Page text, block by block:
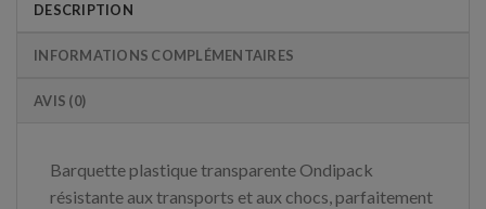
DESCRIPTION
INFORMATIONS COMPLÉMENTAIRES
AVIS (0)
Barquette plastique transparente Ondipack
résistante aux transports et aux chocs, parfaitement